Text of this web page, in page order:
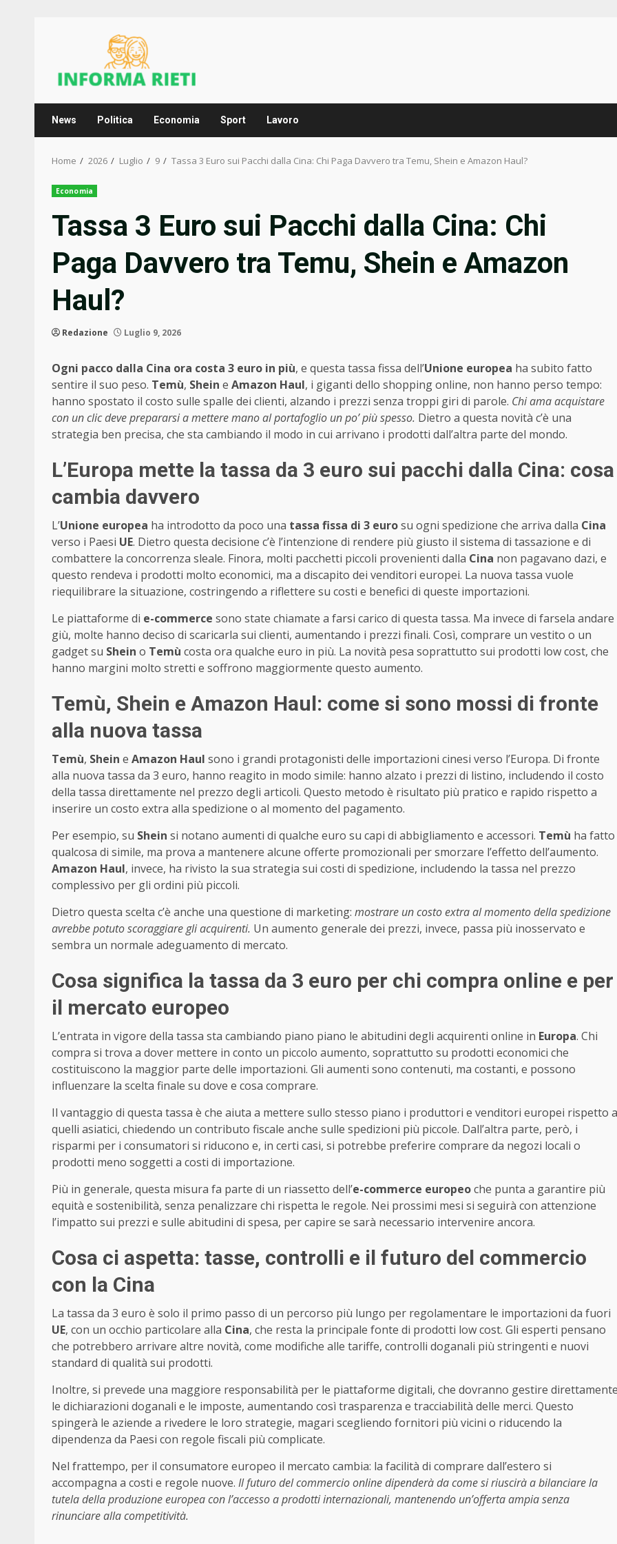
News Politica Economia Sport Lavoro
Home 2026 Luglio 9 Tassa 3 Euro sui Pacchi dalla Cina: Chi Paga Davvero tra Temu, Shein e Amazon Haul?
Economia
Tassa 3 Euro sui Pacchi dalla Cina: Chi
Paga Davvero tra Temu, Shein e Amazon
Haul?
Redazione Luglio 9, 2026
Ogni pacco dalla Cina ora costa 3 euro in più, e questa tassa fissa dell’Unione europea ha subito fatto
sentire il suo peso. Temù, Shein e Amazon Haul, i giganti dello shopping online, non hanno perso tempo:
hanno spostato il costo sulle spalle dei clienti, alzando i prezzi senza troppi giri di parole. Chi ama acquistare
con un clic deve prepararsi a mettere mano al portafoglio un po’ più spesso. Dietro a questa novità c’è una
strategia ben precisa, che sta cambiando il modo in cui arrivano i prodotti dall’altra parte del mondo.
L’Europa mette la tassa da 3 euro sui pacchi dalla Cina: cosa
cambia davvero
L’Unione europea ha introdotto da poco una tassa fissa di 3 eurosu ogni spedizione che arriva dalla Cina
verso i Paesi UE. Dietro questa decisione c’è l’intenzione di rendere più giusto il sistema di tassazione e di
combattere la concorrenza sleale. Finora, molti pacchetti piccoli provenienti dalla Cina non pagavano dazi, e
questo rendeva i prodotti molto economici, ma a discapito dei venditori europei. La nuova tassa vuole
riequilibrare la situazione, costringendo a riflettere su costi e benefici di queste importazioni.
Le piattaforme di e-commerce sono state chiamate a farsi carico di questa tassa. Ma invece di farsela andare
giù, molte hanno deciso di scaricarla sui clienti, aumentando i prezzi finali. Così, comprare un vestito o un
gadget su Shein o Temù costa ora qualche euro in più. La novità pesa soprattutto sui prodotti low cost, che
hanno margini molto stretti e soffrono maggiormente questo aumento.
Temù, Shein e Amazon Haul: come si sono mossi di fronte
alla nuova tassa
Temù, Shein e Amazon Haul sono i grandi protagonisti delle importazioni cinesi verso l’Europa. Di fronte
alla nuova tassa da 3 euro, hanno reagito in modo simile: hanno alzato i prezzi di listino, includendo il costo
della tassa direttamente nel prezzo degli articoli. Questo metodo è risultato più pratico e rapido rispetto a
inserire un costo extra alla spedizione o al momento del pagamento.
Per esempio, su Shein si notano aumenti di qualche euro su capi di abbigliamento e accessori. Temù ha fatto
qualcosa di simile, ma prova a mantenere alcune offerte promozionali per smorzare l’effetto dell’aumento.
Amazon Haul, invece, ha rivisto la sua strategia sui costi di spedizione, includendo la tassa nel prezzo
complessivo per gli ordini più piccoli.
Dietro questa scelta c’è anche una questione di marketing: mostrare un costo extra al momento della spedizione
avrebbe potuto scoraggiare gli acquirenti. Un aumento generale dei prezzi, invece, passa più inosservato e
sembra un normale adeguamento di mercato.
Cosa significa la tassa da 3 euro per chi compra online e per
il mercato europeo
L’entrata in vigore della tassa sta cambiando piano piano le abitudini degli acquirenti online in Europa. Chi
compra si trova a dover mettere in conto un piccolo aumento, soprattutto su prodotti economici che
costituiscono la maggior parte delle importazioni. Gli aumenti sono contenuti, ma costanti, e possono
influenzare la scelta finale su dove e cosa comprare.
Il vantaggio di questa tassa è che aiuta a mettere sullo stesso piano i produttori e venditori europei rispetto a
quelli asiatici, chiedendo un contributo fiscale anche sulle spedizioni più piccole. Dall’altra parte, però, i
risparmi per i consumatori si riducono e, in certi casi, si potrebbe preferire comprare da negozi locali o
prodotti meno soggetti a costi di importazione.
Più in generale, questa misura fa parte di un riassetto dell’e-commerce europeoche punta a garantire più
equità e sostenibilità, senza penalizzare chi rispetta le regole. Nei prossimi mesi si seguirà con attenzione
l’impatto sui prezzi e sulle abitudini di spesa, per capire se sarà necessario intervenire ancora.
Cosa ci aspetta: tasse, controlli e il futuro del commercio
con la Cina
La tassa da 3 euro è solo il primo passo di un percorso più lungo per regolamentare le importazioni da fuori
UE, con un occhio particolare alla Cina, che resta la principale fonte di prodotti low cost. Gli esperti pensano
che potrebbero arrivare altre novità, come modifiche alle tariffe, controlli doganali più stringenti e nuovi
standard di qualità sui prodotti.
Inoltre, si prevede una maggiore responsabilità per le piattaforme digitali, che dovranno gestire
le dichiarazioni doganali e le imposte, aumentando così trasparenza e tracciabilità delle merci. Questo
spingerà le aziende a rivedere le loro strategie, magari scegliendo fornitori più vicini o riducendo la
dipendenza da Paesi con regole fiscali più complicate.
Nel frattempo, per il consumatore europeo il mercato cambia: la facilità di comprare dall’estero si
accompagna a costi e regole nuove. Il futuro del commercio online dipenderà da come si riuscirà a bilanciare la
tutela della produzione europea con l’accesso a prodotti internazionali, mantenendo un’offerta ampia senza
rinunciare alla competitività.